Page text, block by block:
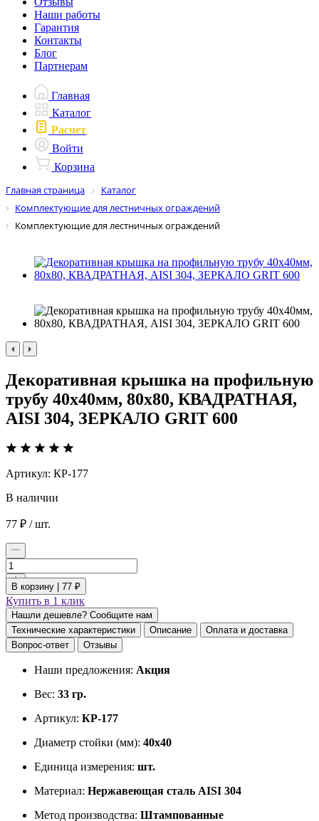
Наши работы
Гарантия
Контакты
Блог
Партнерам
Главная
Каталог
Расчет
Войти
Корзина
Главная страница
Каталог
Комплектующие для лестничных ограждений
Комплектующие для лестничных ограждений
Декоративная крышка на профильную
трубу 40x40мм, 80х80, КВАДРАТНАЯ,
AISI 304, ЗЕРКАЛО GRIT 600
Артикул: КР-177
В наличии
77 ₽ / шт.
В корзину | 77 ₽
Купить в 1 клик
Нашли дешевле? Сообщите нам
Технические характеристики
Описание
Оплата и доставка
Вопрос-ответ
Отзывы
Наши предложения: Акция
Вес: 33 гр.
Артикул: КР-177
Диаметр стойки (мм): 40х40
Единица измерения: шт.
Материал: Нержавеющая сталь AISI 304
Метод производства: Штампованные